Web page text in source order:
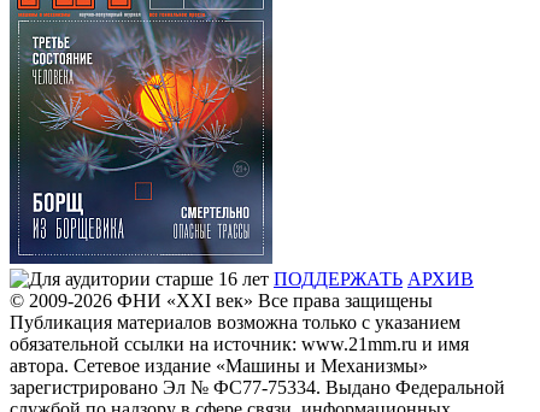
ПОДДЕРЖАТЬ АРХИВ
© 2009-2026 ФHИ «XXI век» Все права защищены
Публикация материалов возможна только с указанием
обязательной ссылки на источник: www.21mm.ru и имя
автора. Сетевое издание «Машины и Механизмы»
зарегистрировано Эл № ФС77-75334. Выдано Федеральной